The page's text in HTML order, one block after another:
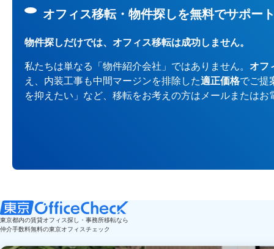
オフィス移転・物件探しを無料でサポー
物件探しだけでは、オフィス移転は成功しません。
私たちは単なる「物件紹介会社」ではありません。 オフ
え、内装工事も中間マージンを排除した適正価格でご提
を抑えたい」など、移転をお考えの方はメールまたは
東京都内の賃貸オフィス探し・事務所移転なら
仲介手数料無料の東京オフィスチェック